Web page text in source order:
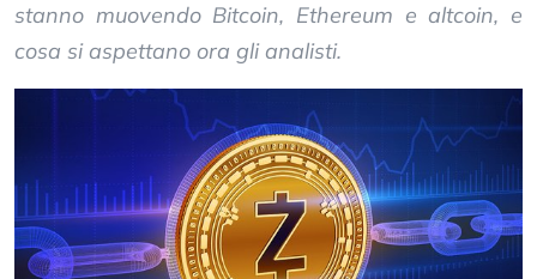
stanno muovendo Bitcoin, Ethereum e altcoin, e
cosa si aspettano ora gli analisti.